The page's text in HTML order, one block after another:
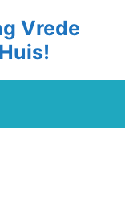
Vrede